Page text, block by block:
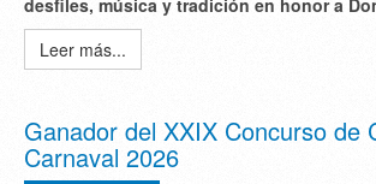
desfiles, música y tradición en honor a
Leer más...
Ganador del XXIX Concurso de
Carnaval 2026